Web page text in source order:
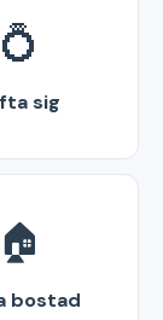
💍
sig
🏠
bostad